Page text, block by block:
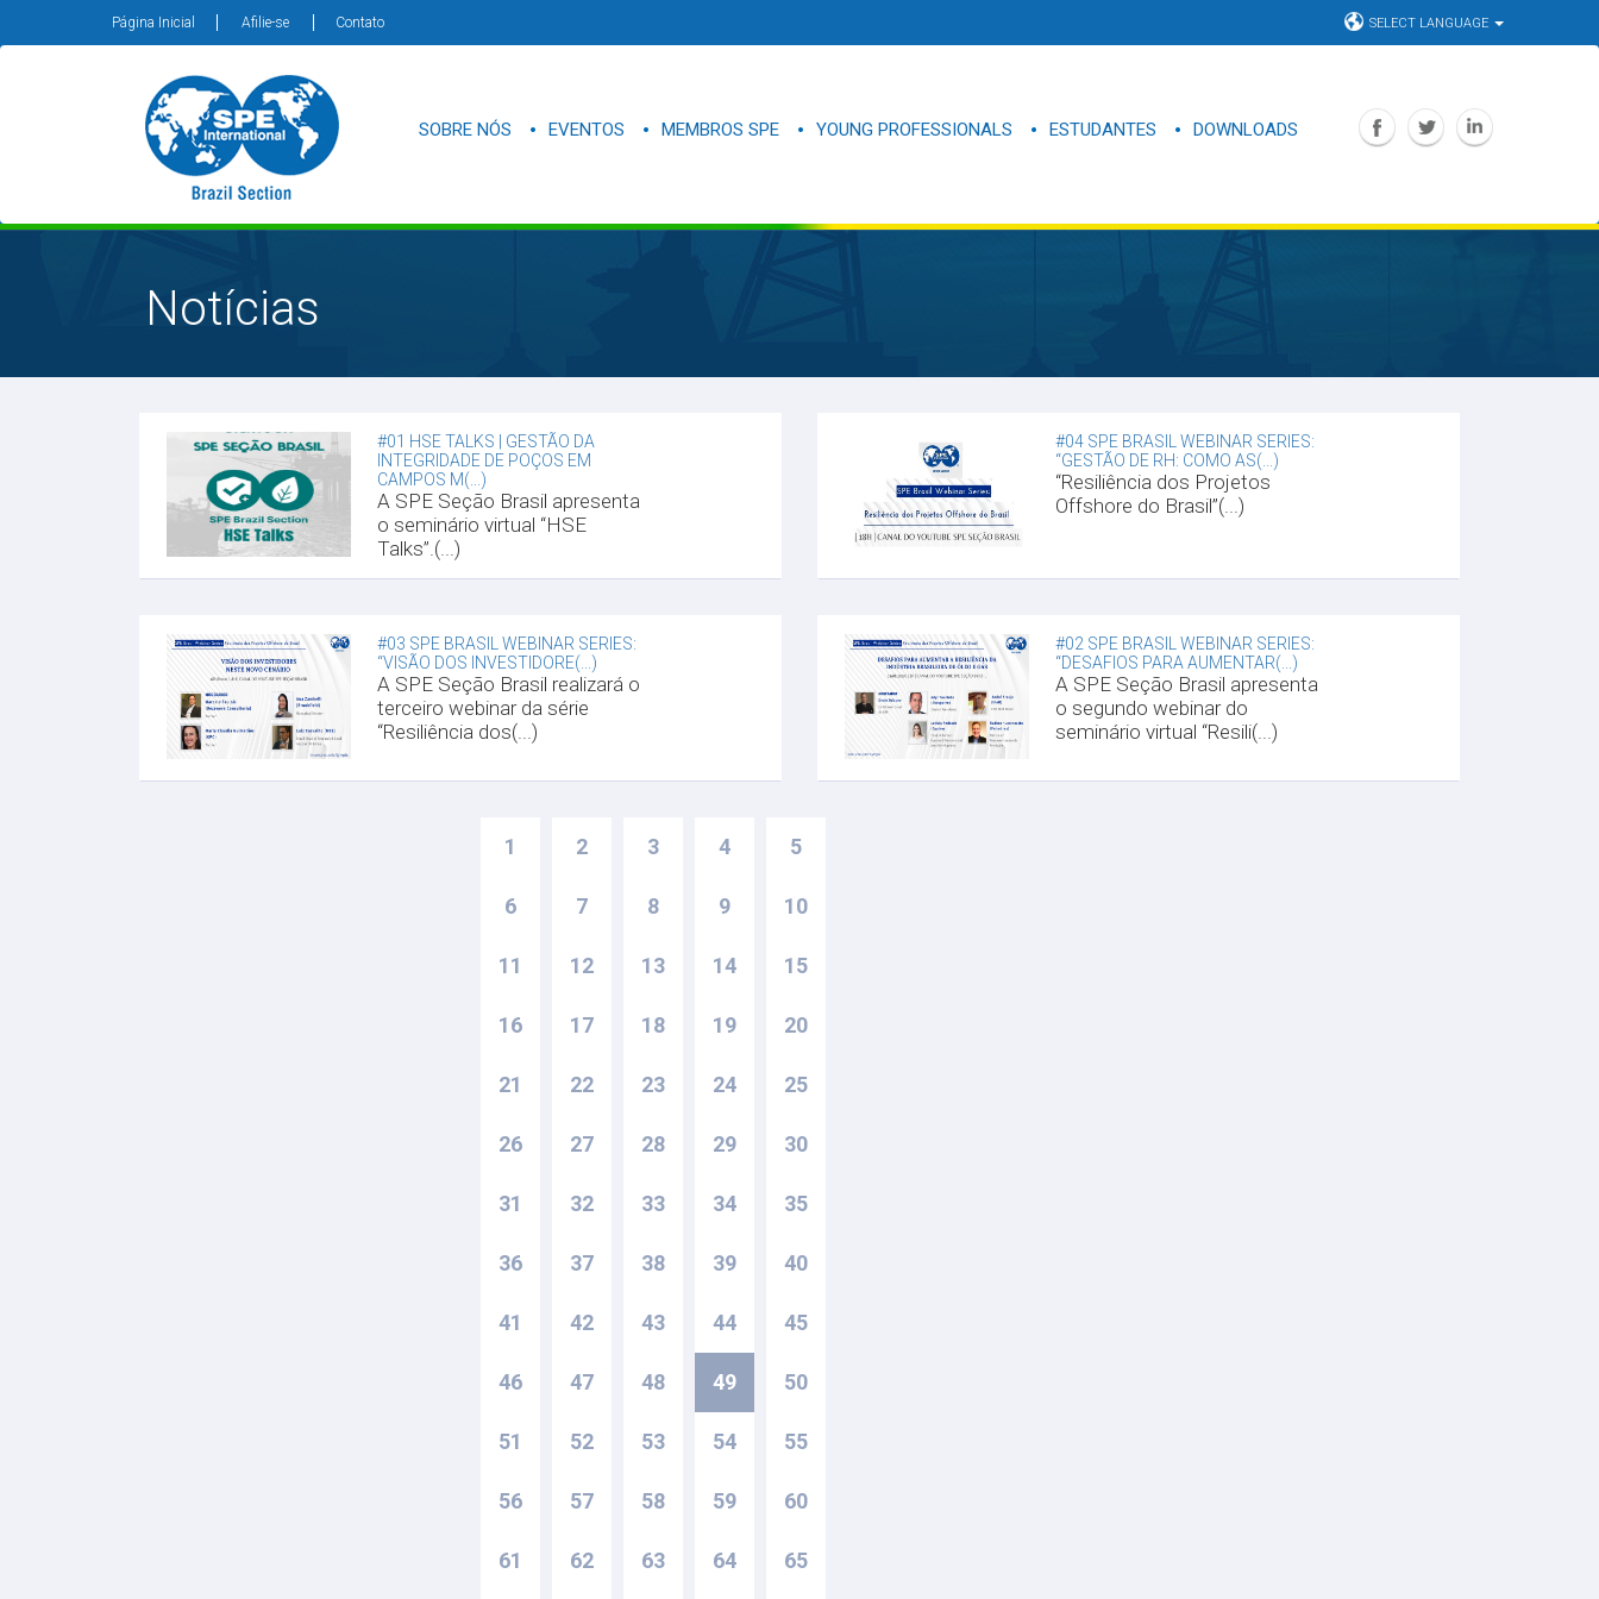
Página Inicial Afilie-se Contato SELECT LANGUAGE
SOBRE NÓS EVENTOS MEMBROS SPE YOUNG PROFESSIONALS ESTUDANTES DOWNLOADS
Notícias
#01 HSE TALKS | GESTÃO DA
INTEGRIDADE DE POÇOS EM
CAMPOS M(...)
A SPE Seção Brasil apresenta
o seminário virtual “HSE
Talks”.(...)
#04 SPE BRASIL WEBINAR SERIES:
“GESTÃO DE RH: COMO AS(...)
“Resiliência dos Projetos
Offshore do Brasil”(...)
#03 SPE BRASIL WEBINAR SERIES:
“VISÃO DOS INVESTIDORE(...)
A SPE Seção Brasil realizará o
terceiro webinar da série
“Resiliência dos(...)
#02 SPE BRASIL WEBINAR SERIES:
“DESAFIOS PARA AUMENTAR(...)
A SPE Seção Brasil apresenta
o segundo webinar do
seminário virtual “Resili(...)
1 2 3 4 5
6 7 8 9 10
11 12 13 14 15
16 17 18 19 20
21 22 23 24 25
26 27 28 29 30
31 32 33 34 35
36 37 38 39 40
41 42 43 44 45
46 47 48 49 50
51 52 53 54 55
56 57 58 59 60
61 62 63 64 65